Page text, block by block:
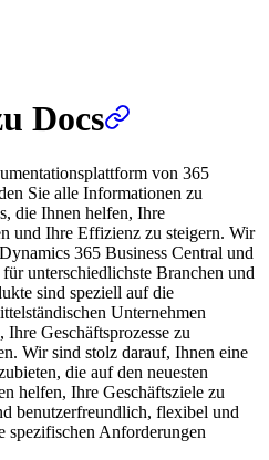
Docs
von 365
Sie alle Informationen zu
die Ihnen helfen, Ihre
und Ihre Effizienz zu steigern. Wir
365 Business Central und
unterschiedlichste Branchen und
sind speziell auf die
Unternehmen
Geschäftsprozesse zu
Wir sind stolz darauf, Ihnen eine
die auf den neuesten
helfen, Ihre Geschäftsziele zu
benutzerfreundlich, flexibel und
spezifischen Anforderungen